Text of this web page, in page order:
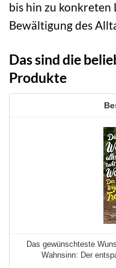
bis hin zu konkreten
Bewältigung des
Das sind die
Produkte
Das gewünschteste
Wahnsinn: Der